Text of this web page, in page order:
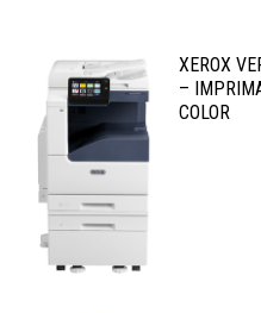
XEROX
–
COLOR